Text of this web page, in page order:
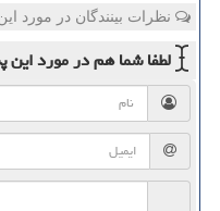
نظرات بینندگان در مورد
لطفا شما همدر مورد